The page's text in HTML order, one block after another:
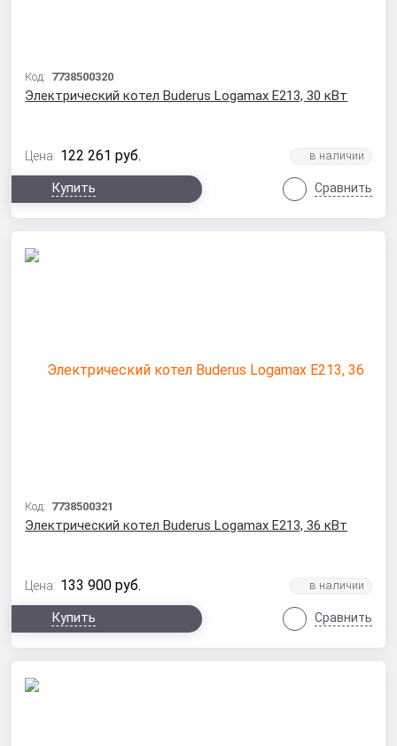
Код: 7738500320
Электрический котел Buderus Logamax E213, 30 кВт
Цена: 122 261 руб.
Купить Сравнить
Код: 7738500321
Электрический котел Buderus Logamax E213, 36 кВт
Цена: 133 900 руб.
Купить Сравнить